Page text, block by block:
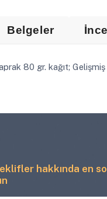
Belgeler
80 gr. kağıt;
hakkında en